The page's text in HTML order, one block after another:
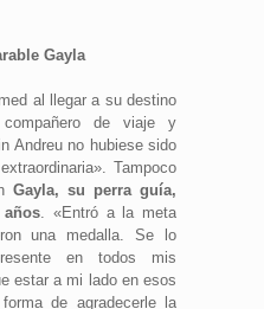
Gayla
al llegar a su destino
de viaje y
Andreu no hubiese sido
Tampoco
Gayla, su perra guía,
. «Entró a la meta
una medalla. Se lo
en todos mis
estar a mi lado en esos
de agradecerle la